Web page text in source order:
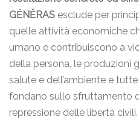
GĔNĔRAS esclude per
quelle attività economiche
umano e contribuiscono a
della persona, le produzioni
salute e dell’ambiente e
fondano sullo sfruttamento
repressione delle libertà civili.